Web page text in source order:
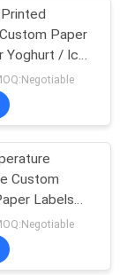
Paper
Yoghurt / Ice
Custom
Labels